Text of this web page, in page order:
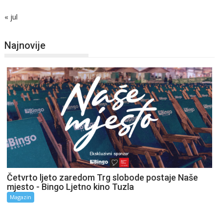
« jul
Najnovije
Četvrto ljeto zaredom Trg slobode postaje Naše
mjesto - Bingo Ljetno kino Tuzla
Magazin